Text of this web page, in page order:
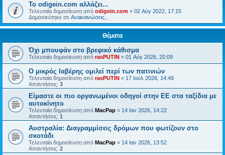
Το odigein.com αλλάζει...
Τελευταία δημοσίευση από odigein.com « 02 Αύγ 2022, 17:15
Δημοσιεύτηκε σε Ανακοινώσεις...
Θέματα
Όχι μπουφάν στο βρεφικό κάθισμα
Τελευταία δημοσίευση από rasPUTIN « 01 Αύγ 2026, 20:09
Ο μικρός Ιαβέρης ομιλεί περί των πατινιών
Τελευταία δημοσίευση από rasPUTIN « 17 Ιούλ 2026, 14:49
Απαντήσεις: 3
Είμαστε οι πιο οργανωμένοι οδηγοί στην ΕΕ στα ταξίδια με
αυτοκίνητο
Τελευταία δημοσίευση από MacPap « 14 Ιαν 2026, 14:22
Απαντήσεις: 1
Αυστραλία: Διαγραμμίσεις δρόμων που φωτίζουν στο
σκοτάδι
Τελευταία δημοσίευση από MacPap « 14 Ιαν 2026, 13:52
Απαντήσεις: 2